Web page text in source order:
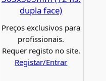
dupla face)
Preços exclusivos para
profissionais.
Requer registo no site.
Registar/Entrar